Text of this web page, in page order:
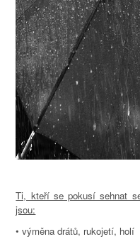
Ti, kteří se pokusí sehnat
jsou:
• výměna drátů, rukojetí, holí